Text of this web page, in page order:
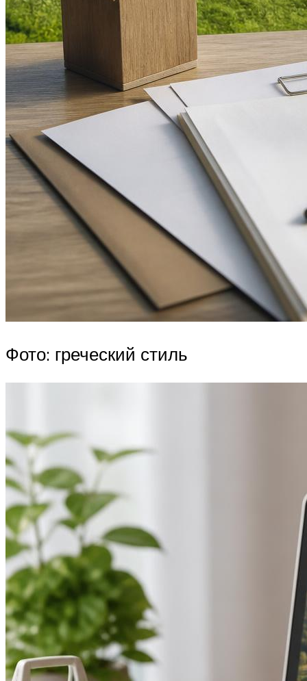
Фото: греческий стиль